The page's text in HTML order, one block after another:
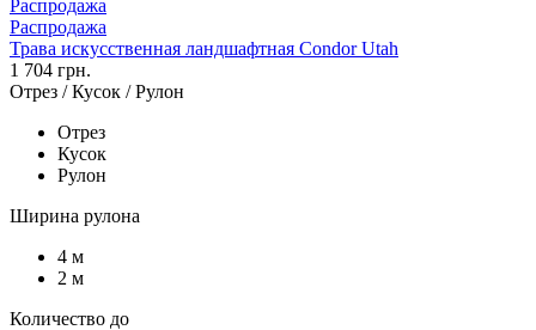
Распродажа
Распродажа
Трава искусственная ландшафтная Condor Utah
1 704 грн.
Отрез / Кусок / Рулон
Отрез
Кусок
Рулон
Ширина рулона
4 м
2 м
Количество до